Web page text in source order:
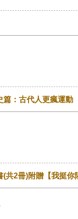
篇：古代人更瘋運動
2冊)附贈【我挺你